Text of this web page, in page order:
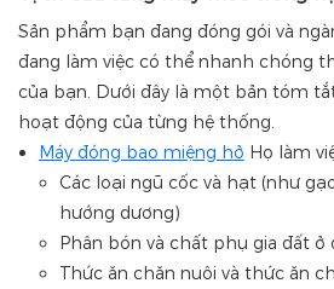
Sản phẩm bạn đang đóng gói và
đang làm việc có thể nhanh chóng
của bạn. Dưới đây là một bản tóm
hoạt động của từng hệ thống.
Máy đóng bao miệng hở Họ làm
Các loại ngũ cốc và hạt (như
hướng dương)
Phân bón và chất phụ gia đất ở
Thức ăn chăn nuôi và thức ăn